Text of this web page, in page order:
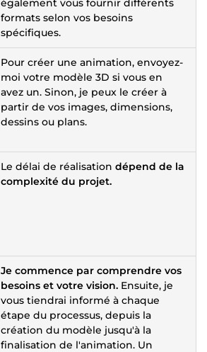
également vous fournir différents
formats selon vos besoins
spécifiques.
Pour créer une animation, envoyez-
moi votre modèle 3D si vous en
avez un. Sinon, je peux le créer à
partir de vos images, dimensions,
dessins ou plans.
Le délai de réalisation dépend de la
complexité du projet.
Je commence par comprendre vos
besoins et votre vision. Ensuite, je
vous tiendrai informé à chaque
étape du processus, depuis la
création du modèle jusqu'à la
finalisation de l'animation. Un